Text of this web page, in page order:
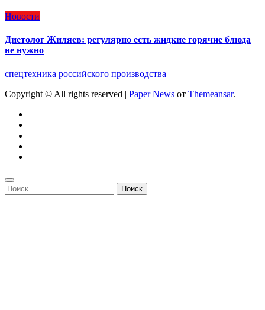
Новости
Диетолог Жиляев: регулярно есть жидкие горячие блюда
не нужно
спецтехника российского производства
Copyright © All rights reserved | Paper News от Themeansar.
Найти: